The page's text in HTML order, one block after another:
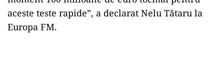
aceste teste rapide”, a declarat Nelu Tătaru la
Europa FM.